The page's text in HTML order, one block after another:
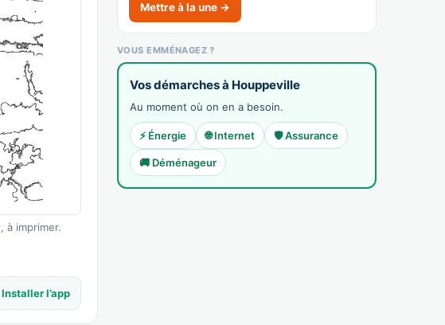
à imprimer.
Installer l’app
Mettre à la une →
VOUS EMMÉNAGEZ ?
Vos démarches à Houppeville
Au moment où on en a besoin.
⚡ Énergie 🌐 Internet 🛡️ Assurance
🚚 Déménageur